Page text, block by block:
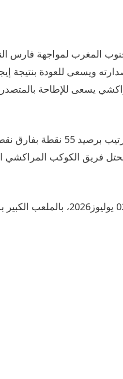
المغرب لمواجهة فارس
ويسعى للعودة بنتيجة
يسعى للإطاحة
ويحتل فريق المغرب الفاسي صدارة
فريق الكوكب المراكشي
وستجرى مباراة الفريقين يوم الخميس 02